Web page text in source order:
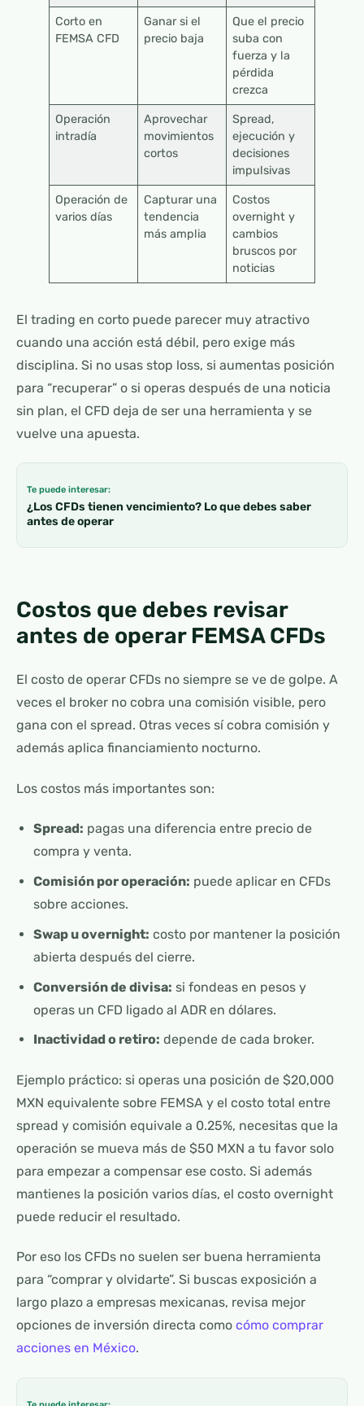
Corto en
FEMSA CFD
Ganar si el
precio baja
Que el precio
suba con
fuerza y la
pérdida
crezca
Operación
intradía
Aprovechar
movimientos
cortos
Spread,
ejecución y
decisiones
impulsivas
Operación de
varios días
Capturar una
tendencia
más amplia
Costos
overnight y
cambios
bruscos por
noticias
El trading en corto puede parecer muy atractivo
cuando una acción está débil, pero exige más
disciplina. Si no usas stop loss, si aumentas posición
para “recuperar” o si operas después de una noticia
sin plan, el CFD deja de ser una herramienta y se
vuelve una apuesta.
Te puede interesar:
¿Los CFDs tienen vencimiento? Lo que debes saber
antes de operar
Costos que debes revisar
antes de operar FEMSA CFDs
El costo de operar CFDs no siempre se ve de golpe. A
veces el broker no cobra una comisión visible, pero
gana con el spread. Otras veces sí cobra comisión y
además aplica financiamiento nocturno.
Los costos más importantes son:
Spread: pagas una diferencia entre precio de
compra y venta.
Comisión por operación: puede aplicar en CFDs
sobre acciones.
Swap u overnight: costo por mantener la posición
abierta después del cierre.
Conversión de divisa: si fondeas en pesos y
operas un CFD ligado al ADR en dólares.
Inactividad o retiro: depende de cada broker.
Ejemplo práctico: si operas una posición de $20,000
MXN equivalente sobre FEMSA y el costo total entre
spread y comisión equivale a 0.25%, necesitas que la
operación se mueva más de $50 MXN a tu favor solo
para empezar a compensar ese costo. Si además
mantienes la posición varios días, el costo overnight
puede reducir el resultado.
Por eso los CFDs no suelen ser buena herramienta
para “comprar y olvidarte”. Si buscas exposición a
largo plazo a empresas mexicanas, revisa mejor
opciones de inversión directa como cómo comprar
acciones en México.